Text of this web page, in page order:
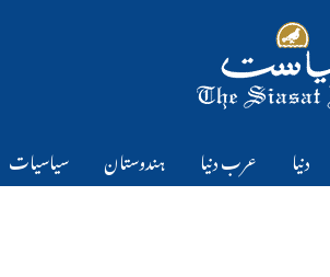
دنیا عرب دنیا ہندوستان سیاسیات